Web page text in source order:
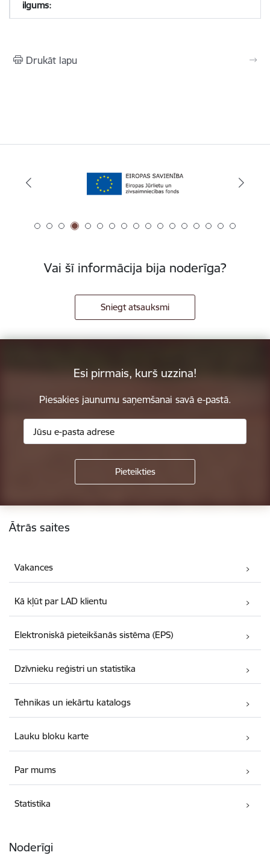
Drukāt lapu
Vai šī informācija bija noderīga?
Sniegt atsauksmi
Esi pirmais, kurš uzzina!
Piesakies jaunumu saņemšanai savā e-pastā.
Kājene
Ātrās saites
Vakances
Kā kļūt par LAD klientu
Elektroniskā pieteikšanās sistēma (EPS)
Dzīvnieku reģistri un statistika
Tehnikas un iekārtu katalogs
Lauku bloku karte
Par mums
Statistika
Noderīgi